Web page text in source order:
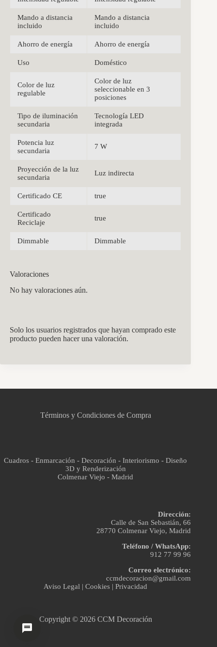
Mando a distancia
incluido
Mando a distancia
incluido
Ahorro de energía Ahorro de energía
Uso Doméstico
Color de luz
regulable
Color de luz
seleccionable en 3
posiciones
Tipo de iluminación
secundaria
Tecnología LED
integrada
Potencia luz
secundaria
7 W
Proyección de la luz
secundaria
Luz indirecta
Certificado CE true
Certificado
Reciclaje
true
Dimmable Dimmable
Valoraciones
No hay valoraciones aún.
Solo los usuarios registrados que hayan comprado este
producto pueden hacer una valoración.
Términos y Condiciones de Compra
Cuadros - Enmarcación - Decoración - Interiorismo - Diseño
3D y Renderización
Colmenar Viejo - Madrid
Dirección:
Calle de San Sebastián, 66
28770 Colmenar Viejo, Madrid
Teléfono / WhatsApp:
912 77 99 96
Correo electrónico:
ccmdecoracion@gmail.com
Aviso Legal |Cookies |Privacidad
Copyright © 2026 CCM Decoración
Asistente virtual · En línea